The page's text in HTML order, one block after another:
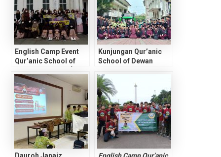
English Camp Event
Qur’anic School of
rd
(Girls)
Kunjungan Qur’anic
School of Dewan
Qur’anic School of
Dewan Da’wah Pusat